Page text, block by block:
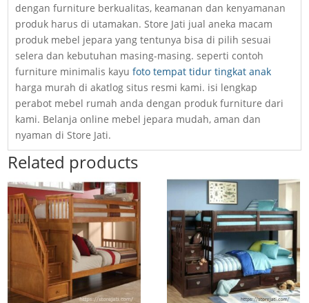
dengan furniture berkualitas, keamanan dan kenyamanan
produk harus di utamakan. Store Jati jual aneka macam
produk mebel jepara yang tentunya bisa di pilih sesuai
selera dan kebutuhan masing-masing. seperti contoh
furniture minimalis kayufoto tempat tidur tingkat anak
harga murah di akatlog situs resmi kami. isi lengkap
perabot mebel rumah anda dengan produk furniture dari
kami. Belanja online mebel jepara mudah, aman dan
nyaman di Store Jati.
Related products